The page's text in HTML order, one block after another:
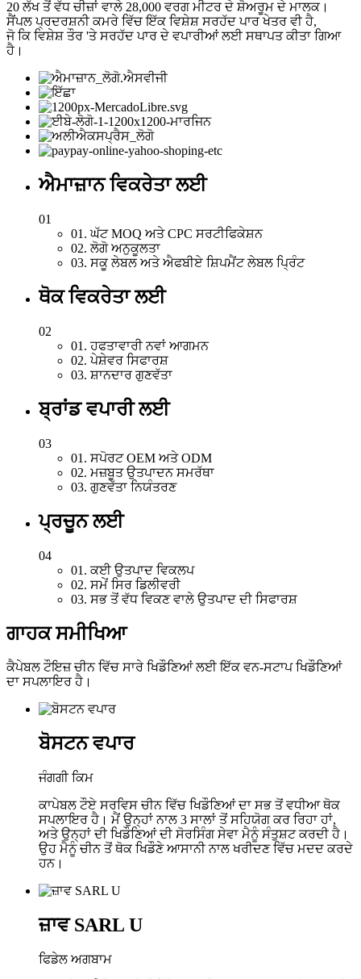
20 ਲੱਖ ਤੋਂ ਵੱਧ ਚੀਜ਼ਾਂ ਵਾਲੇ 28,000 ਵਰਗ ਮੀਟਰ ਦੇ ਸ਼ੋਅਰੂਮ ਦੇ ਮਾਲਕ।
ਸੈਂਪਲ ਪ੍ਰਦਰਸ਼ਨੀ ਕਮਰੇ ਵਿੱਚ ਇੱਕ ਵਿਸ਼ੇਸ਼ ਸਰਹੱਦ ਪਾਰ ਖੇਤਰ ਵੀ ਹੈ,
ਜੋ ਕਿ ਵਿਸ਼ੇਸ਼ ਤੌਰ 'ਤੇ ਸਰਹੱਦ ਪਾਰ ਦੇ ਵਪਾਰੀਆਂ ਲਈ ਸਥਾਪਤ ਕੀਤਾ ਗਿਆ
ਹੈ।
ਐਮਾਜ਼ਾਨ ਵਿਕਰੇਤਾ ਲਈ
01
01. ਘੱਟ MOQ ਅਤੇ CPC ਸਰਟੀਫਿਕੇਸ਼ਨ
02. ਲੋਗੋ ਅਨੁਕੂਲਤਾ
03. ਸਕੂ ਲੇਬਲ ਅਤੇ ਐਫਬੀਏ ਸ਼ਿਪਮੈਂਟ ਲੇਬਲ ਪ੍ਰਿੰਟ
ਥੋਕ ਵਿਕਰੇਤਾ ਲਈ
02
01. ਹਫਤਾਵਾਰੀ ਨਵਾਂ ਆਗਮਨ
02. ਪੇਸ਼ੇਵਰ ਸਿਫਾਰਸ਼
03. ਸ਼ਾਨਦਾਰ ਗੁਣਵੱਤਾ
ਬ੍ਰਾਂਡ ਵਪਾਰੀ ਲਈ
03
01. ਸਪੋਰਟ OEM ਅਤੇ ODM
02. ਮਜ਼ਬੂਤ ​​ਉਤਪਾਦਨ ਸਮਰੱਥਾ
03. ਗੁਣਵੱਤਾ ਨਿਯੰਤਰਣ
ਪ੍ਰਚੂਨ ਲਈ
04
01. ਕਈ ਉਤਪਾਦ ਵਿਕਲਪ
02. ਸਮੇਂ ਸਿਰ ਡਿਲੀਵਰੀ
03. ਸਭ ਤੋਂ ਵੱਧ ਵਿਕਣ ਵਾਲੇ ਉਤਪਾਦ ਦੀ ਸਿਫਾਰਸ਼
ਗਾਹਕ ਸਮੀਖਿਆ
ਕੈਪੇਬਲ ਟੌਇਜ਼ ਚੀਨ ਵਿੱਚ ਸਾਰੇ ਖਿਡੌਣਿਆਂ ਲਈ ਇੱਕ ਵਨ-ਸਟਾਪ ਖਿਡੌਣਿਆਂ
ਦਾ ਸਪਲਾਇਰ ਹੈ।
ਬੋਸਟਨ ਵਪਾਰ
ਜੰਗਗੀ ਕਿਮ
ਕਾਪੇਬਲ ਟੌਏ ਸਰਵਿਸ ਚੀਨ ਵਿੱਚ ਖਿਡੌਣਿਆਂ ਦਾ ਸਭ ਤੋਂ ਵਧੀਆ ਥੋਕ
ਸਪਲਾਇਰ ਹੈ। ਮੈਂ ਉਨ੍ਹਾਂ ਨਾਲ 3 ਸਾਲਾਂ ਤੋਂ ਸਹਿਯੋਗ ਕਰ ਰਿਹਾ ਹਾਂ,
ਅਤੇ ਉਨ੍ਹਾਂ ਦੀ ਖਿਡੌਣਿਆਂ ਦੀ ਸੋਰਸਿੰਗ ਸੇਵਾ ਮੈਨੂੰ ਸੰਤੁਸ਼ਟ ਕਰਦੀ ਹੈ।
ਉਹ ਮੈਨੂੰ ਚੀਨ ਤੋਂ ਥੋਕ ਖਿਡੌਣੇ ਆਸਾਨੀ ਨਾਲ ਖਰੀਦਣ ਵਿੱਚ ਮਦਦ ਕਰਦੇ
ਹਨ।
ਜ਼ਾਵ SARL U
ਫਿਡੇਲ ਅਗਬਾਮ